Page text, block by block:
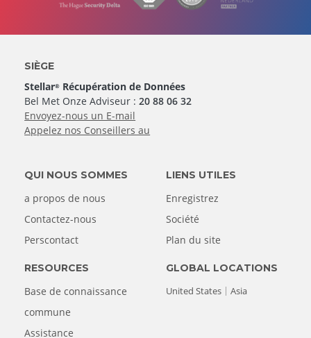
SIÈGE
Stellar® Récupération de Données
Bel Met Onze Adviseur :20 88 06 32
Envoyez-nous un E-mail
Appelez nos Conseillers au
QUI NOUS SOMMES
a propos de nous
Contactez-nous
Perscontact
LIENS UTILES
Enregistrez
Société
Plan du site
RESOURCES
Base de connaissance
commune
Assistance
GLOBAL LOCATIONS
United States
Asia